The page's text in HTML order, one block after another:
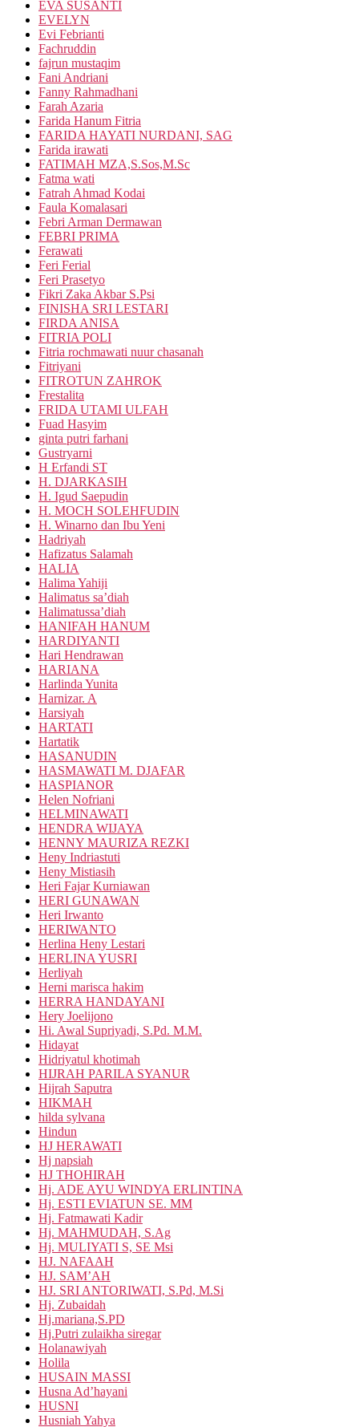
EVA SUSANTI
EVELYN
Evi Febrianti
Fachruddin
fajrun mustaqim
Fani Andriani
Fanny Rahmadhani
Farah Azaria
Farida Hanum Fitria
FARIDA HAYATI NURDANI, SAG
Farida irawati
FATIMAH MZA,S.Sos,M.Sc
Fatma wati
Fatrah Ahmad Kodai
Faula Komalasari
Febri Arman Dermawan
FEBRI PRIMA
Ferawati
Feri Ferial
Feri Prasetyo
Fikri Zaka Akbar S.Psi
FINISHA SRI LESTARI
FIRDA ANISA
FITRIA POLI
Fitria rochmawati nuur chasanah
Fitriyani
FITROTUN ZAHROK
Frestalita
FRIDA UTAMI ULFAH
Fuad Hasyim
ginta putri farhani
Gustryarni
H Erfandi ST
H. DJARKASIH
H. Igud Saepudin
H. MOCH SOLEHFUDIN
H. Winarno dan Ibu Yeni
Hadriyah
Hafizatus Salamah
HALIA
Halima Yahiji
Halimatus sa’diah
Halimatussa’diah
HANIFAH HANUM
HARDIYANTI
Hari Hendrawan
HARIANA
Harlinda Yunita
Harnizar. A
Harsiyah
HARTATI
Hartatik
HASANUDIN
HASMAWATI M. DJAFAR
HASPIANOR
Helen Nofriani
HELMINAWATI
HENDRA WIJAYA
HENNY MAURIZA REZKI
Heny Indriastuti
Heny Mistiasih
Heri Fajar Kurniawan
HERI GUNAWAN
Heri Irwanto
HERIWANTO
Herlina Heny Lestari
HERLINA YUSRI
Herliyah
Herni marisca hakim
HERRA HANDAYANI
Hery Joelijono
Hi. Awal Supriyadi, S.Pd. M.M.
Hidayat
Hidriyatul khotimah
HIJRAH PARILA SYANUR
Hijrah Saputra
HIKMAH
hilda sylvana
Hindun
HJ HERAWATI
Hj napsiah
HJ THOHIRAH
Hj. ADE AYU WINDYA ERLINTINA
Hj. ESTI EVIATUN SE. MM
Hj. Fatmawati Kadir
Hj. MAHMUDAH, S.Ag
Hj. MULIYATI S, SE Msi
HJ. NAFAAH
HJ. SAM’AH
HJ. SRI ANTORIWATI, S.Pd, M.Si
Hj. Zubaidah
Hj.mariana,S.PD
Hj.Putri zulaikha siregar
Holanawiyah
Holila
HUSAIN MASSI
Husna Ad’hayani
HUSNI
Husniah Yahya